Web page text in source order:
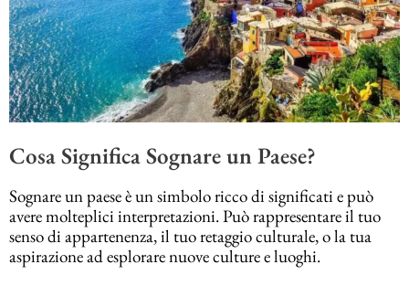
Cosa Significa Sognare un Paese?
Sognare un paese è un simbolo ricco di significati e può
avere molteplici interpretazioni. Può rappresentare il tuo
senso di appartenenza, il tuo retaggio culturale, o la tua
aspirazione ad esplorare nuove culture e luoghi.